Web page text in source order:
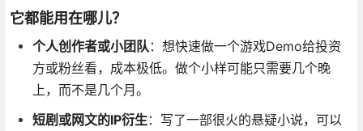
它都能用在哪儿？
个人创作者或小团队 ：想快速做一个游戏Demo给投资
方或粉丝看，成本极低。做个小样可能只需要几个晚
上，而不是几个月。
短剧或网文的IP衍生 ：写了一部很火的悬疑小说，可以